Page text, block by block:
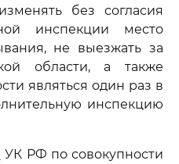
без согласия
инспекции место
не выезжать за
области, а также
являться один раз в
инспекцию
УК РФ по совокупности